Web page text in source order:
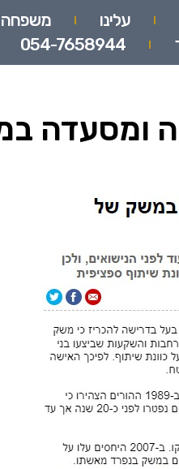
עלינו משפחה
054-7658944
ומסעדה